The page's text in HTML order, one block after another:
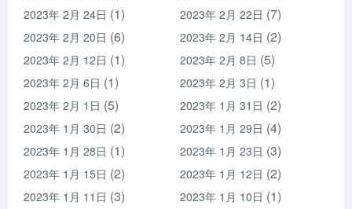
2023年 2月 24日 (1) 2023年 2月 22日 (7)
2023年 2月 20日 (6) 2023年 2月 14日 (2)
2023年 2月 12日 (1) 2023年 2月 8日 (5)
2023年 2月 6日 (1) 2023年 2月 3日 (1)
2023年 2月 1日 (5) 2023年 1月 31日 (2)
2023年 1月 30日 (2) 2023年 1月 29日 (4)
2023年 1月 28日 (1) 2023年 1月 23日 (3)
2023年 1月 15日 (2) 2023年 1月 12日 (2)
2023年 1月 11日 (3) 2023年 1月 10日 (1)